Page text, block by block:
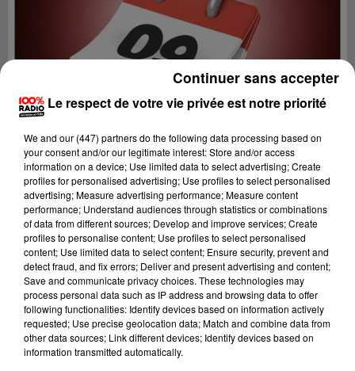
Lecture (1 min 14 sec)
100%
100% Radio l'agenda de l'Ariege
Le respect de votre vie privée est notre priorité
We and our (447) partnersdo the following data processing based on
your consent and/or our legitimate interest: Store and/or access
information on a device; Use limited data to select advertising; Create
profiles for personalised advertising; Use profiles to select personalised
advertising; Measure advertising performance; Measure content
performance; Understand audiences through statistics or combinations
of data from different sources; Develop and improve services; Create
profiles to personalise content; Use profiles to select personalised
content; Use limited data to select content; Ensure security, prevent and
detect fraud, and fix errors; Deliver and present advertising and content;
Save and communicate privacy choices. These technologies may
process personal data such as IP address and browsing data to offer
following functionalities: Identify devices based on information actively
requested; Use precise geolocation data; Match and combine data from
other data sources; Link different devices; Identify devices based on
information transmitted automatically.
Continuer sans accepter